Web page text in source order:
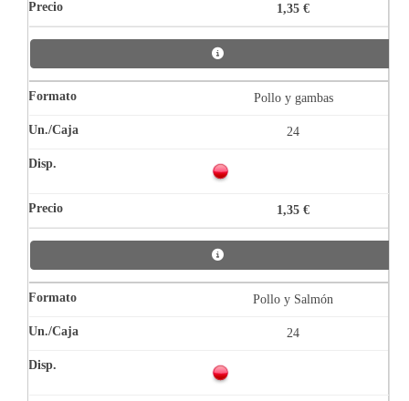
1,35 €
Pollo y gambas
24
1,35 €
Pollo y Salmón
24